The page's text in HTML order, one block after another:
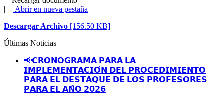
|
Abrir en nueva pestaña
Descargar Archivo [156.50 KB]
Últimas Noticias
📢𝗖𝗥𝗢𝗡𝗢𝗚𝗥𝗔𝗠𝗔 𝗣𝗔𝗥𝗔 𝗟𝗔
𝗜𝗠𝗣𝗟𝗘𝗠𝗘𝗡𝗧𝗔𝗖𝗜𝗢́𝗡 𝗗𝗘𝗟 𝗣𝗥𝗢𝗖𝗘𝗗𝗜𝗠𝗜𝗘𝗡𝗧𝗢
𝗣𝗔𝗥𝗔 𝗘𝗟 𝗗𝗘𝗦𝗧𝗔𝗤𝗨𝗘 𝗗𝗘 𝗟𝗢𝗦 𝗣𝗥𝗢𝗙𝗘𝗦𝗢𝗥𝗘𝗦
𝗣𝗔𝗥𝗔 𝗘𝗟 𝗔𝗡̃𝗢 𝟮𝟬𝟮𝟲